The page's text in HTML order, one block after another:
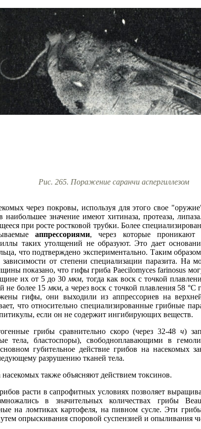
Рис. 265. Поражение саранчи аспергиллезом
через покровы, используя для этого свое
значение имеют хитиназа, протеаза,
при росте ростковой трубки. Более
аппрессориями, через которые проникают
таких утолщений не образуют. Это дает
что подтверждено экспериментально. Таким
от степени специализации паразита. На
показано, что гифы гриба Paecilomyces farinosus
их от 5 до 30 мкм, тогда как воск с точкой
не более 15 мкм, а через воск с точкой плавления 58
гифы, они выходили из аппрессориев на
что относительно специализированные грибные
если он не содержит ингибирующих веществ.
грибы сравнительно скоро (через 32-48ч)
тела, бластоспоры), свободноплавающими в
губительное действие грибов на насекомых
разрушению тканей тела.
также объясняют действием токсинов.
расти в сапрофитных условиях позволяет
в значительных количествах грибы
на ломтиках картофеля, на пивном сусле. Эти
опрыскивания споровой суспензией и опыливания